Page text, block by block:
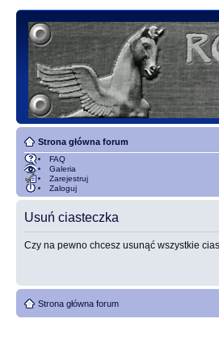
Strona główna forum
FAQ
Galeria
Zarejestruj
Zaloguj
Usuń ciasteczka
Czy na pewno chcesz usunąć wszystkie
Strona główna forum